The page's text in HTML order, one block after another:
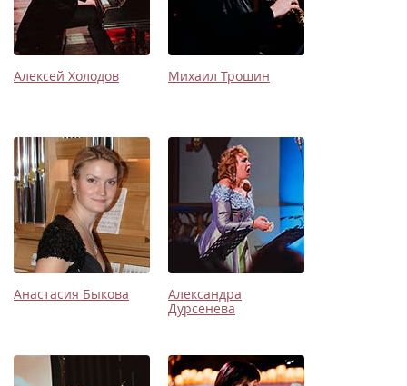
Алексей Холодов Михаил Трошин
Анастасия Быкова
Александра
Дурсенева